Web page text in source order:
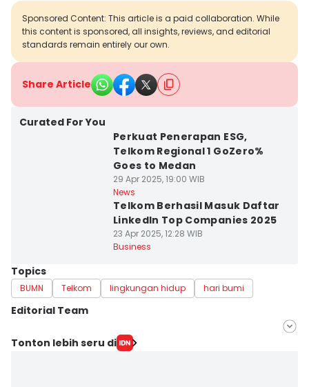
Sponsored Content: This article is a paid collaboration. While
this content is sponsored, all insights, reviews, and editorial
standards remain entirely our own.
Share Article
Curated For You
Perkuat Penerapan ESG,
Telkom Regional 1 GoZero%
Goes to Medan
29 Apr 2025, 19:00 WIB
News
Telkom Berhasil Masuk Daftar
LinkedIn Top Companies 2025
23 Apr 2025, 12:28 WIB
Business
Topics
BUMN Telkom lingkungan hidup hari bumi
Editorial Team
Editor
Tonton lebih seru di